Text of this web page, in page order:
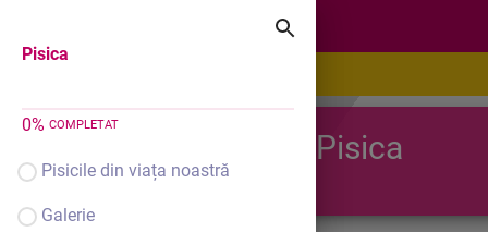
Pisica
0% COMPLETAT
Pisicile din viața noastră
Galerie
Pisica